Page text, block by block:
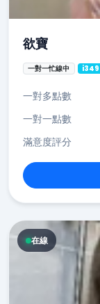
欲寶
一對一忙線中 i349
一對多點數
一對一點數
滿意度評分
在線